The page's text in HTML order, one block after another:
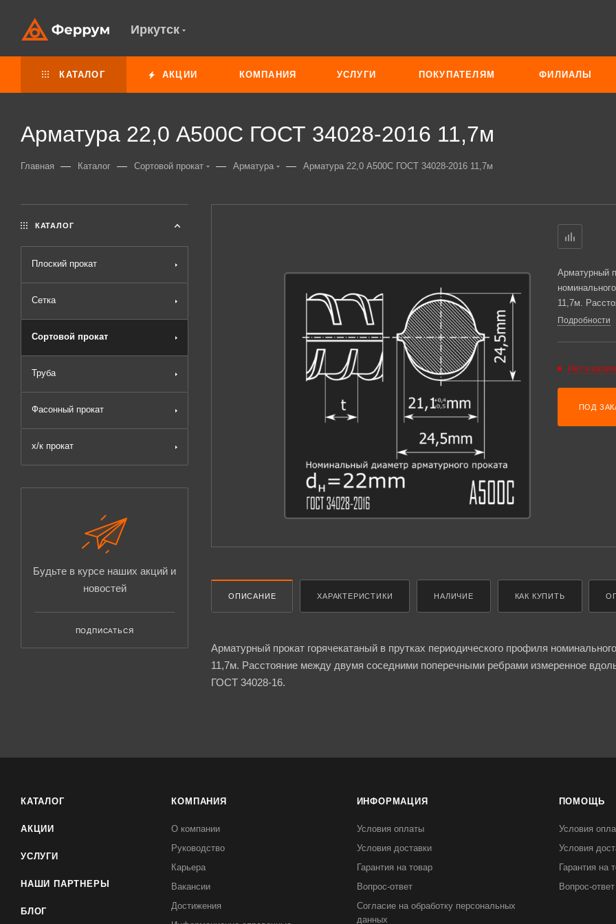
Иркутск
КАТАЛОГ АКЦИИ КОМПАНИЯ УСЛУГИ ПОКУПАТЕЛЯМ ФИЛИАЛЫ
Арматура 22,0 А500С ГОСТ 34028-2016 11,7м
Главная — Каталог — Сортовой прокат — Арматура — Арматура 22,0 А500С ГОСТ 34028-2016 11,7м
Арматурный
11,7м.
измеренное
Подробности
Нет в
ПОД
ОПИСАНИЕ ХАРАКТЕРИСТИКИ НАЛИЧИЕ КАК КУПИТЬ
Арматурный прокат горячекатаный в прутках периодического профиля
11,7м. Расстояние между двумя соседними поперечными ребрами измеренное
ГОСТ 34028-16.
КАТАЛОГ
Плоский прокат
Сетка
Сортовой прокат
Труба
Фасонный прокат
х/к прокат
Будьте в курсе наших акций и
новостей
ПОДПИСАТЬСЯ
КАТАЛОГ
АКЦИИ
УСЛУГИ
НАШИ ПАРТНЕРЫ
БЛОГ
КОМПАНИЯ
О компании
Руководство
Карьера
Вакансии
Достижения
ИНФОРМАЦИЯ
Условия оплаты
Условия доставки
Гарантия на товар
Вопрос-ответ
Согласие на обработку персональных
данных
ПОМОЩЬ
Условия
Условия
Гарантия на
Вопрос-ответ